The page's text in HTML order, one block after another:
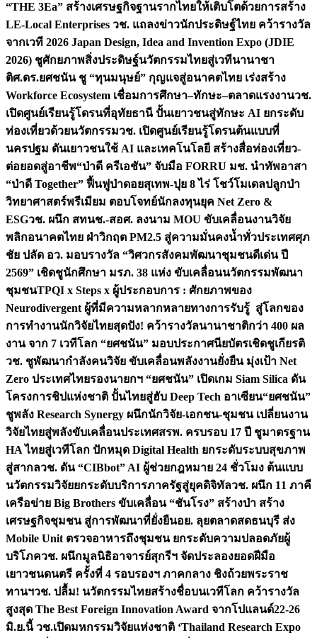
“THE 3Ea” สร้างเศรษฐกิจฐานรากไทยให้เติบโตด้วยการสร้าง
LE-Local Enterprises วช. แถลงข่าวนักประดิษฐ์ไทย คว้ารางวัล
จากเวที 2026 Japan Design, Idea and Invention Expo (JDIE
2026) ชูศักยภาพสิ่งประดิษฐ์นวัตกรรมไทยสู่เวทีนานาชา
ติศ.ดร.ยศชนัน ชู “ทุนมนุษย์” กุญแจสู่อนาคตไทย เร่งสร้าง
Workforce Ecosystem เชื่อมการศึกษา–ทักษะ–ตลาดแรงงานวช.
เปิดศูนย์เรียนรู้โดรนที่อุทัยธานี ปั้นเยาวชนสู่ทักษะ AI ยกระดับ
ท่องเที่ยวด้วยนวัตกรรมวช. เปิดศูนย์เรียนรู้โดรนต้นแบบที่
นครปฐม ดันเยาวชนใช้ AI และเทคโนโลยี สร้างสื่อท่องเที่ยว-
ต่อยอดสู่อาชีพ“ป่าดี ครีเอชัน” จับมือ FORRU มช. นำทัพอาสา
“ป่าดี Together” ฟื้นฟูป่าดอยสุเทพ-ปุย 8 ไร่ โชว์โมเดลปลูกป่า
วิทยาศาสตร์พรีเมียม ตอบโจทย์นักลงทุนยุค Net Zero &
ESGวช. ผนึก สทนช.-สอศ. ลงนาม MOU ขับเคลื่อนงานวิจัย
พลิกอนาคตไทย ฝ่าวิกฤต PM2.5 สู่ความมั่นคงน้ำทั่วประเทศศุภ
ชัย ปลัด อว. มอบรางวัล “วิศวกรสังคมพัฒนาชุมชนดีเด่น ปี
2569” เชิดชูนักศึกษา มรภ. 38 แห่ง ขับเคลื่อนนวัตกรรมพัฒนา
ชุมชนTPQI x Steps x ผู้ประกอบการ : ศักยภาพของ
Neurodivergent ผู้ที่มีความหลากหลายทางการรับรู้ สู่โลกของ
การทำงานนักวิจัยไทยสุดปัง! คว้ารางวัลนานาชาติกว่า 400 ผล
งาน จาก 7 เวทีโลก “ยศชนัน” มอบประกาศนียบัตรเชิดชูเกียรติ
วช. ชูพัฒนากำลังคนวิจัย ขับเคลื่อนพลังงานยั่งยืน มุ่งเป้า Net
Zero ประเทศไทยรองนายกฯ “ยศชนัน” เปิดเกม Siam Silica ดัน
โครงการชิปแห่งชาติ ปั้นไทยสู่ฮับ Deep Tech อาเซียน“ยศชนัน”
ชูพลัง Research Synergy ผนึกนักวิจัย-เอกชน-ชุมชน เปลี่ยนงาน
วิจัยไทยสู่พลังขับเคลื่อนประเทศสรพ. ครบรอบ 17 ปี ชูมาตรฐาน
HA ไทยสู่เวทีโลก ปักหมุด Digital Health ยกระดับระบบสุขภาพ
สู่สากลวช. ดัน “CIBbot” AI ผู้ช่วยกฎหมาย 24 ชั่วโมง ต้นแบบ
นวัตกรรมวิจัยยกระดับบริการภาครัฐสู่ยุคดิจิทัลวช. ผนึก 11 ภาคี
เครือข่าย Big Brothers ขับเคลื่อน “ชันโรง” สร้างป่า สร้าง
เศรษฐกิจชุมชน สู่การพัฒนาที่ยั่งยืนอย. ลุยตลาดสดธนบุรี ส่ง
Mobile Unit ตรวจอาหารถึงชุมชน ยกระดับความปลอดภัยผู้
บริโภควช. ผนึกมูลนิธิอาจารย์สุกรีฯ จัดประลองยอดฝีมือ
เยาวชนดนตรี ครั้งที่ 4 รอบรองฯ ภาคกลาง ชิงถ้วยพระราช
ทานฯวช. ปลื้ม! นวัตกรรมไทยสร้างชื่อบนเวทีโลก คว้ารางวัล
สูงสุด The Best Foreign Innovation Award จากโปแลนด์22-26
มิ.ย.นี้ วช.เปิดมหกรรมวิจัยแห่งชาติ ‘Thailand Research Expo